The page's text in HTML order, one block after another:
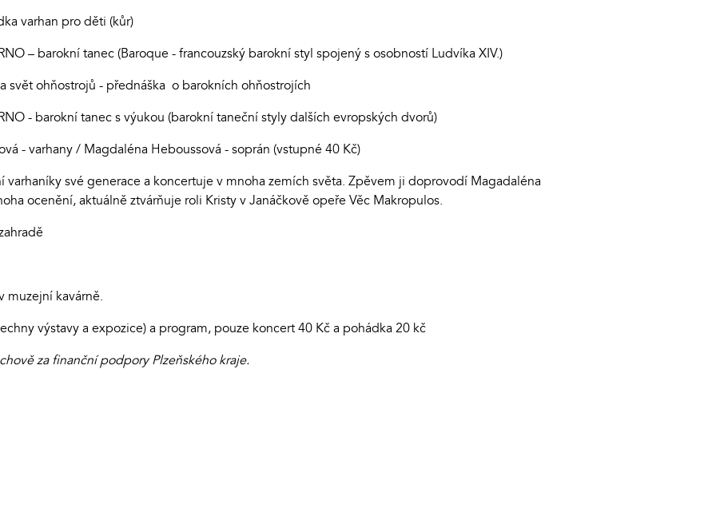
varhan pro děti (kůr)
– barokní tanec (Baroque - francouzský barokní styl spojený s osobností Ludvíka XIV.)
svět ohňostrojů - přednáška o barokních ohňostrojích
- barokní tanec s výukou (barokní taneční styly dalších evropských dvorů)
- varhany / Magdaléna Heboussová - soprán (vstupné 40 Kč)
varhaníky své generace a koncertuje v mnoha zemích světa. Zpěvem ji doprovodí Magadaléna
ocenění, aktuálně ztvárňuje roli Kristy v Janáčkově opeře Věc Makropulos.
muzejní kavárně.
výstavy a expozice) a program, pouze koncert 40 Kč a pohádka 20 kč
za finanční podpory Plzeňského kraje.